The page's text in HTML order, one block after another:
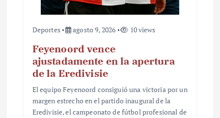
Deportes agosto 9, 2026 10 views
Feyenoord vence
ajustadamente en la apertura
de la Eredivisie
El equipo Feyenoord consiguió una victoria por un
margen estrecho en el partido inaugural de la
Eredivisie, el campeonato de fútbol profesional de